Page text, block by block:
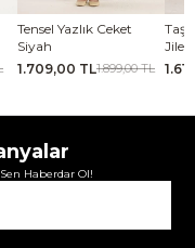
Tensel Yazlık Ceket
Siyah
1.709,00 TL1.899,00 TL
Jile
Haberdar Ol!